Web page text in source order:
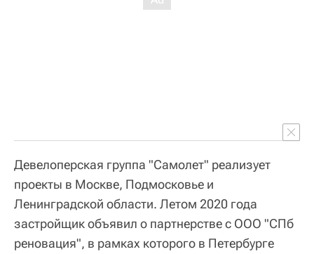
Девелоперская группа "Самолет" реализует
проекты в Москве, Подмосковье и
Ленинградской области. Летом 2020 года
застройщик объявил о партнерстве с ООО "СПб
реновация", в рамках которого в Петербурге